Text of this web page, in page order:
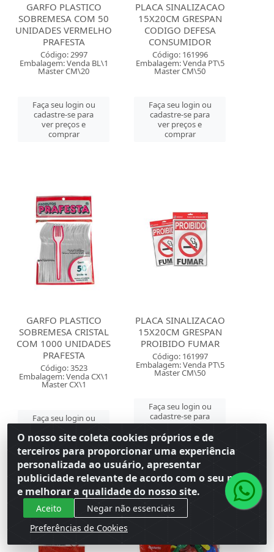
GARFO PLASTICO
SOBREMESA COM 50
UNIDADES VERMELHO
PRAFESTA
Código: 2997
Embalagem: Venda BL\1
Master CM\20
Faça seu login ou
cadastre-se para
ver preços e
comprar
PLACA SINALIZACAO
15X20CM GRESPAN
CODIGO DEFESA
CONSUMIDOR
Código: 161996
Embalagem: Venda PT\5
Master CM\50
Faça seu login ou
cadastre-se para
ver preços e
comprar
GARFO PLASTICO
SOBREMESA CRISTAL
COM 1000 UNIDADES
PRAFESTA
Código: 3523
Embalagem: Venda CX\1
Master CX\1
Faça seu login ou
ver preços e
comprar
PLACA SINALIZACAO
15X20CM GRESPAN
PROIBIDO FUMAR
Código: 161997
Embalagem: Venda PT\5
Master CM\50
Faça seu login ou
cadastre-se para
ver preços e
comprar
O nosso site coleta cookies próprios e de
terceiros para proporcionar uma experiência
personalizada ao usuário, apresentar
publicidade relevante de acordo com o seu perfil
e melhorar a qualidade do nosso site.
Aceito
Negar não essenciais
Preferências de Cookies